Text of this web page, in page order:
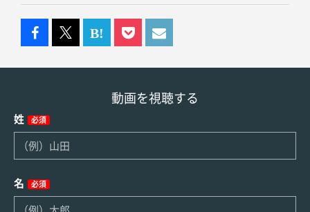
動画を視聴する
姓 必須
名 必須